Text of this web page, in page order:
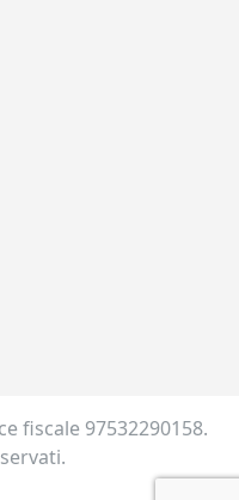
fiscale 97532290158.